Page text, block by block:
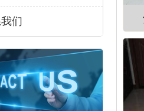
们